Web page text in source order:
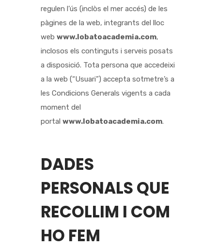
regulen l’ús (inclòs el mer accés) de les
pàgines de la web, integrants del lloc
web www.lobatoacademia.com,
inclosos els continguts i serveis posats
a disposició. Tota persona que accedeixi
a la web (“Usuari”) accepta sotmetre’s a
les Condicions Generals vigents a cada
moment del
portal www.lobatoacademia.com.
DADES
PERSONALS QUE
RECOLLIM I COM
HO FEM